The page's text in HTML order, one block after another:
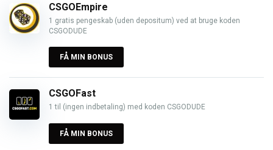
CSGOEmpire
1 gratis pengeskab (uden depositum) ved at bruge koden
CSGODUDE
FÅ MIN BONUS
CSGOFast
1 til (ingen indbetaling) med koden CSGODUDE
FÅ MIN BONUS